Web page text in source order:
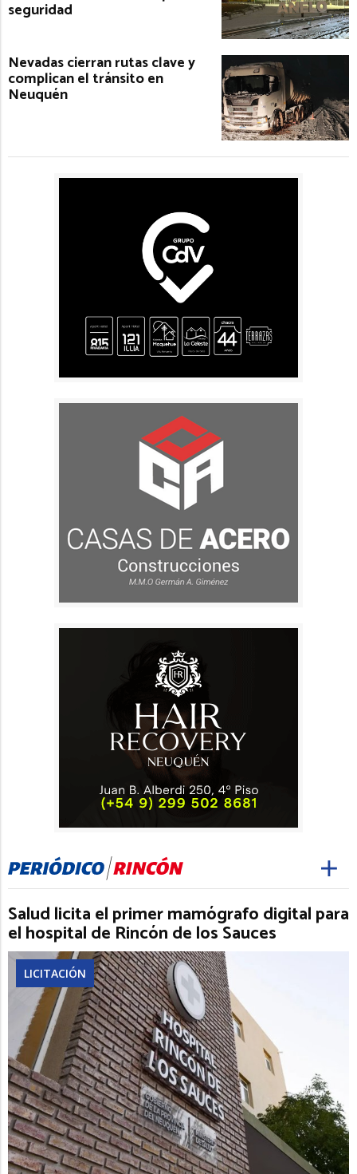
seguridad
Nevadas cierran rutas clave y
complican el tránsito en
Neuquén
Salud licita el primer mamógrafo digital para
el hospital de Rincón de los Sauces
LICITACIÓN